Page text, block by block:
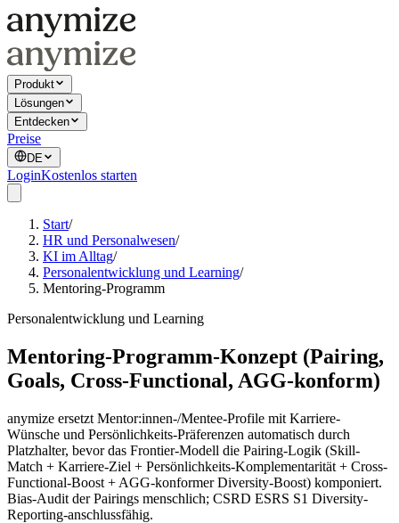
Produkt
Lösungen
Entdecken
Preise
DE
LoginKostenlos starten
Start/
HR und Personalwesen/
KI im Alltag/
Personalentwicklung und Learning/
Mentoring-Programm
Personalentwicklung und Learning
Mentoring-Programm-Konzept (Pairing,
Goals, Cross-Functional, AGG-konform)
anymize ersetzt Mentor:innen-/Mentee-Profile mit Karriere-
Wünsche und Persönlichkeits-Präferenzen automatisch durch
Platzhalter, bevor das Frontier-Modell die Pairing-Logik (Skill-
Match + Karriere-Ziel + Persönlichkeits-Komplementarität + Cross-
Functional-Boost + AGG-konformer Diversity-Boost) komponiert.
Bias-Audit der Pairings menschlich; CSRD ESRS S1 Diversity-
Reporting-anschlussfähig.